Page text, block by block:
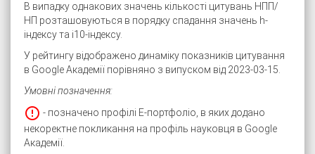
В випадку однакових значень кількості цитувань НПП/
НП розташовуються в порядку спадання значень h-
індексу та i10-індексу.
У рейтингу відображено динаміку показників цитування
в Google Академії порівняно з випуском від 2023-03-15.
Умовні позначення:
 - позначено профілі Е-портфоліо, в яких додано
некоректне покликання на профіль науковця в Google
Академії.